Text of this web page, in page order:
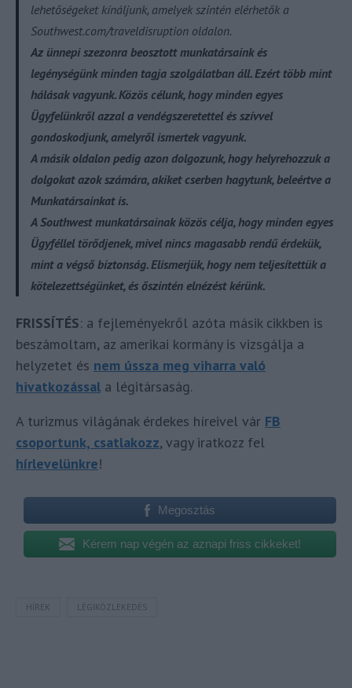
lehetőségeket kínáljunk, amelyek szintén elérhetők a
Southwest.com/traveldisruption oldalon.
Az ünnepi szezonra beosztott munkatársaink és
legénységünk minden tagja szolgálatban áll. Ezért több mint
hálásak vagyunk. Közös célunk, hogy minden egyes
Ügyfelünkről azzal a vendégszeretettel és szívvel
gondoskodjunk, amelyről ismertek vagyunk.
A másik oldalon pedig azon dolgozunk, hogy helyrehozzuk a
dolgokat azok számára, akiket cserben hagytunk, beleértve a
Munkatársainkat is.
A Southwest munkatársainak közös célja, hogy minden egyes
Ügyféllel törődjenek, mivel nincs magasabb rendű érdekük,
mint a végső biztonság. Elismerjük, hogy nem teljesítettük a
kötelezettségünket, és őszintén elnézést kérünk.
FRISSÍTÉS: a fejleményekről azóta másik cikkben is
beszámoltam, az amerikai kormány is vizsgálja a
helyzetet és nem ússza meg viharra való
hivatkozással a légitársaság.
A turizmus világának érdekes híreivel vár FB
csoportunk, csatlakozz, vagy iratkozz fel
hírlevelünkre!
Megosztás
Kérem nap végén az aznapi friss cikkeket!
HÍREK LÉGIKÖZLEKEDÉS